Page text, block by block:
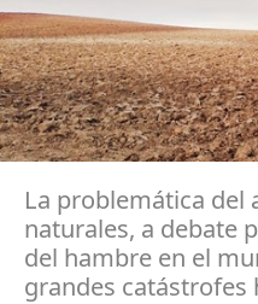
La problemática del
naturales, a debate
del hambre en el
grandes catástrofes